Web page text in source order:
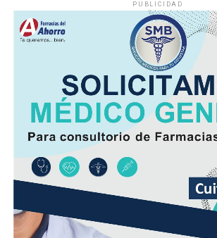
Asimismo, se pronostica la llegada de
entre viernes y fin de semana.
Finalmente, la SPC de Veracruz
población vigilar el comportamiento de
de respuesta rápida y observar su
derrumbes, deslaves y deslizamiento
Además de conducir con precaución
la visibilidad y anegamientos urbanos,
descargas eléctricas y probables
tormenta, entre otros efectos
PUBLICIDAD